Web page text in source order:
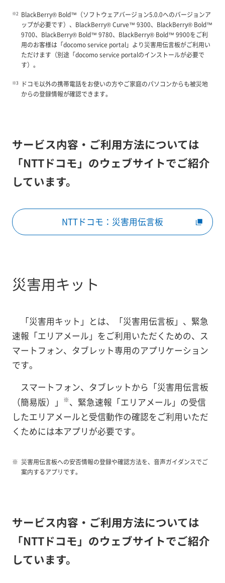
BlackBerry® Bold™（ソフトウェアバージョン5.0.0へのバージョンア
ップが必要です）、BlackBerry® Curve™ 9300、BlackBerry® Bold™
9700、BlackBerry® Bold™ 9780、BlackBerry® Bold™ 9900をご利
用のお客様は「docomo service portal」より災害用伝言板がご利用い
ただけます（別途「docomo service portalのインストールが必要で
す）。
ドコモ以外の携帯電話をお使いの方やご家庭のパソコンからも被災地
からの登録情報が確認できます。
サービス内容・ご利用方法については
「NTTドコモ」のウェブサイトでご紹介
しています。
NTTドコモ：災害用伝言板
災害用キット
「災害用キット」とは、「災害用伝言板」、緊急
速報「エリアメール」をご利用いただくための、ス
マートフォン、タブレット専用のアプリケーション
です。
スマートフォン、タブレットから「災害用伝言板
（簡易版）」
※、緊急速報「エリアメール」の受信
したエリアメールと受信動作の確認をご利用いただ
くためには本アプリが必要です。
災害用伝言板への安否情報の登録や確認方法を、音声ガイダンスでご
案内するアプリです。
サービス内容・ご利用方法については
「NTTドコモ」のウェブサイトでご紹介
しています。